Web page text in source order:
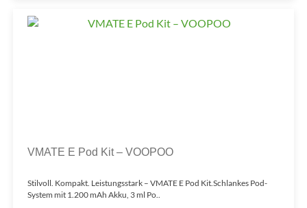
VMATE E Pod Kit – VOOPOO
Stilvoll. Kompakt. Leistungsstark – VMATE E Pod Kit.Schlankes Pod-
System mit 1.200 mAh Akku, 3 ml Po..